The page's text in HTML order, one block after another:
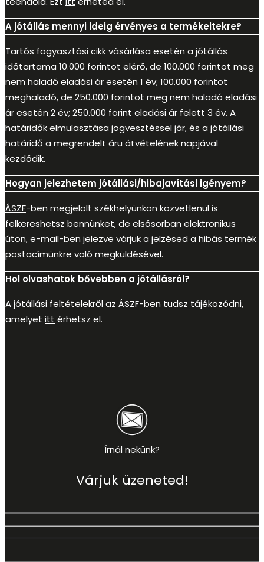
A jótállás mennyi ideig érvényes a termékeitekre?
Tartós fogyasztási cikk vásárlása esetén a jótállás
időtartama 10.000 forintot elérő, de 100.000 forintot meg
nem haladó eladási ár esetén 1 év; 100.000 forintot
meghaladó, de 250.000 forintot meg nem haladó eladási
ár esetén 2 év; 250.000 forint eladási ár felett 3 év. A
határidők elmulasztása jogvesztéssel jár, és a jótállási
határidő a megrendelt áru átvételének napjával
kezdődik.
Hogyan jelezhetem jótállási/hibajavítási igényem?
ÁSZF-ben megjelölt székhelyünkön közvetlenül is
felkereshetsz bennünket, de elsősorban elektronikus
úton, e-mail-ben jelezve várjuk a jelzésed a hibás termék
postacímünkre való megküldésével.
Hol olvashatok bővebben a jótállásról?
A jótállási feltételekről az ÁSZF-ben tudsz tájékozódni,
amelyet itt érhetsz el.
Írnál nekünk?
Várjuk üzeneted!